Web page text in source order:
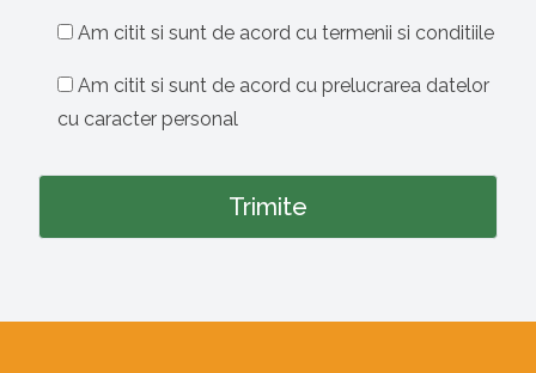
Am citit si sunt de acord cu termenii si conditiile
Am citit si sunt de acord cu prelucrarea datelor
cu caracter personal